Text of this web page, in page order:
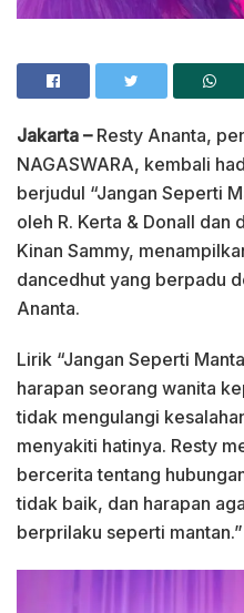
Jakarta –Resty Ananta,
NAGASWARA, kembali
berjudul “Jangan Seperti
oleh R. Kerta & Donall dan
Kinan Sammy,
dancedhut yang berpadu
Ananta.
Lirik “Jangan Seperti
harapan seorang wanita
tidak mengulangi
menyakiti hatinya. Resty
bercerita tentang
tidak baik, dan harapan
berprilaku seperti mantan.”